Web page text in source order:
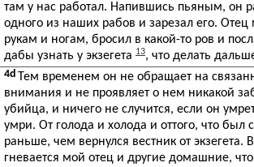
там у нас работал. Напившись пьяным, он
одного из наших рабов и зарезал его. Отец
рукам и ногам, бросил в какой-то ров и
дабы узнать у экзегета 13, что делать
4d Тем временем он не обращает на
внимания и не проявляет о нем никакой
убийца, и ничего не случится, если он
умри. От голода и холода и оттого, что был
раньше, чем вернулся вестник от экзегета.
гневается мой отец и другие домашние,